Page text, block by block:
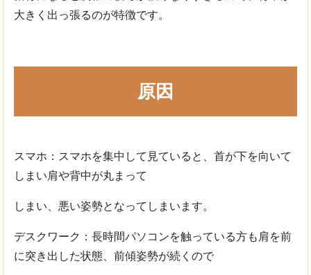
大きく出っ張るのが特徴です。
原因
スマホ：スマホを集中して見ていると、首が下を向いて
しまい肩や背中が丸まって
しまい、悪い姿勢となってしまいます。
デスクワーク：長時間パソコンを触っている方も肩を前
に突き出した状態、前傾姿勢が続くので